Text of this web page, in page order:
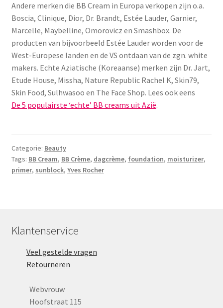
Andere merken die BB Cream in Europa verkopen zijn o.a.
Boscia, Clinique, Dior, Dr. Brandt, Estée Lauder, Garnier,
Marcelle, Maybelline, Omorovicz en Smashbox. De
producten van bijvoorbeeld Estée Lauder worden voor de
West-Europese landen en de VS ontdaan van de zgn. white
makers. Echte Aziatische (Koreaanse) merken zijn Dr. Jart,
Etude House, Missha, Nature Republic Rachel K, Skin79,
Skin Food, Sulhwasoo en The Face Shop. Lees ook eens
De 5 populairste ‘echte’ BB creams uit Azië.
Categorie: Beauty
Tags: BB Cream, BB Crème, dagcrème, foundation, moisturizer,
primer, sunblock, Yves Rocher
Klantenservice
Veel gestelde vragen
Retourneren
Webvrouw
Hoofstraat 115